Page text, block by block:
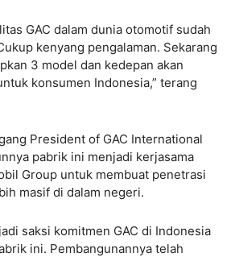
GAC dalam dunia otomotif sudah
kenyang pengalaman. Sekarang
3 model dan kedepan akan
konsumen Indonesia,” terang
President of GAC International
pabrik ini menjadi kerjasama
Group untuk membuat penetrasi
masif di dalam negeri.
saksi komitmen GAC di Indonesia
ini. Pembangunannya telah